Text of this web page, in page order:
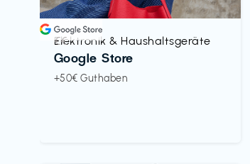
Elektronik & Haushaltsgeräte
Google Store
+50€ Guthaben
€€‎